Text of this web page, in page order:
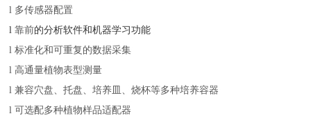
l 多传感器配置
l靠前的分析软件和机器学习功能
l标准化和可重复的数据采集
l高通量植物表型测量
l兼容穴盘、托盘、培养皿、烧杯等多种培养容器
l可选配多种植物样品适配器